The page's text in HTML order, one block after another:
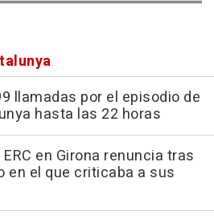
llamadas por el episodio de
hasta las 22 horas
en Girona renuncia tras
en el que criticaba a sus